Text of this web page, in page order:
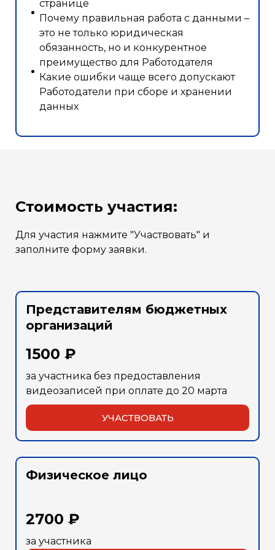
странице
Почему правильная работа с данными –
это не только юридическая
обязанность, но и конкурентное
преимущество для Работодателя
Какие ошибки чаще всего допускают
Работодатели при сборе и хранении
данных
Стоимость участия:
Для участия нажмите "Участвовать" и
заполните форму заявки.
Представителям бюджетных
организаций
1500 ₽
за участника без предоставления
видеозаписей при оплате до 20 марта
УЧАСТВОВАТЬ
Физическое лицо
2700 ₽
за участника